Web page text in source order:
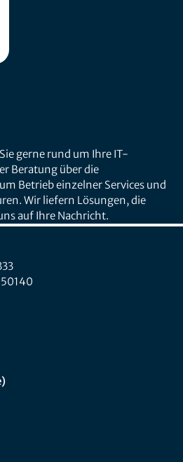
gerne rund um Ihre IT-
Beratung über die
Betrieb einzelner Services und
Wir liefern Lösungen, die
auf Ihre Nachricht.